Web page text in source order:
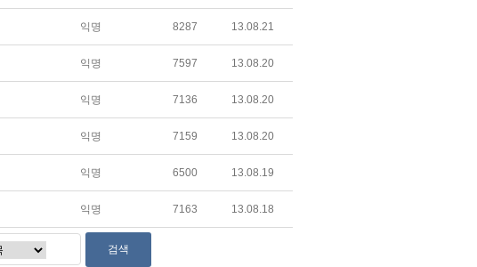
익명 8287 13.08.21
익명 7597 13.08.20
익명 7136 13.08.20
익명 7159 13.08.20
익명 6500 13.08.19
익명 7163 13.08.18